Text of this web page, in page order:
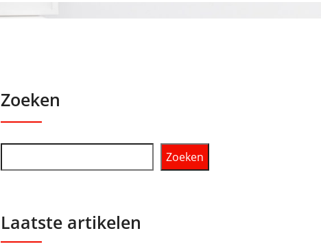
Zoeken
Zoeken
Laatste artikelen